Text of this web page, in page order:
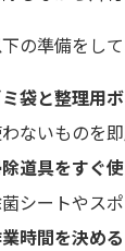
の準備をし
袋と整理用
ないものを
道具をすぐ
シートやス
時間を決める